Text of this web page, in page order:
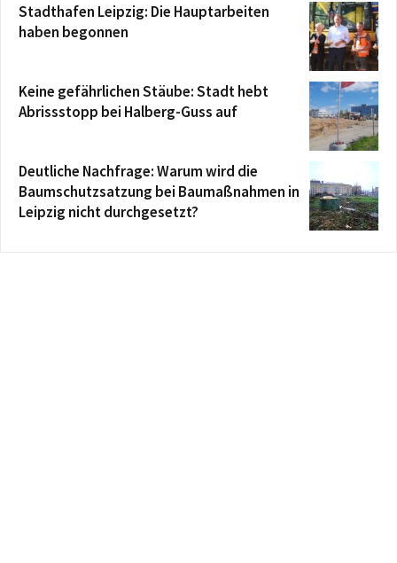
Stadthafen Leipzig: Die Hauptarbeiten
haben begonnen
Keine gefährlichen Stäube: Stadt hebt
Abrissstopp bei Halberg-Guss auf
Deutliche Nachfrage: Warum wird die
Baumschutzsatzung bei Baumaßnahmen in
Leipzig nicht durchgesetzt?